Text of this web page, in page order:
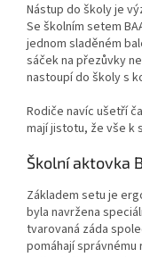
Nástup do školy je
Se školním setem
jednom sladěném
sáček na přezůvky
nastoupí do školy s
Rodiče navíc ušetří
mají jistotu, že vše k
Školní aktovka
Základem setu je
byla navržena
tvarovaná záda
pomáhají